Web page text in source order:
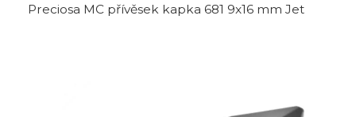
Preciosa MC přívěsek kapka 681 9x16 mm Jet